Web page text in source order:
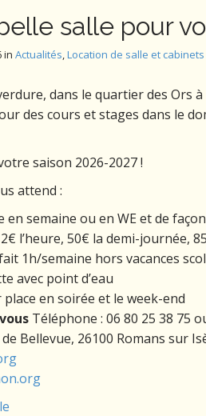
salle pour
in Actualités,Location de salle et cabinets
dans le quartier des Ors
des cours et stages dans le
saison 2026-2027 !
attend :
en semaine ou en WE et de
l’heure, 50€ la demi-journée,
1h/semaine hors vacances
avec point d’eau
en soirée et le week-end
Téléphone : 06 80 25 38 75
Bellevue, 26100 Romans sur